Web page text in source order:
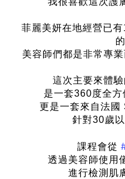
菲麗美妍在地經營已
美容師們都是非常專
這次主要來體
是一套360度全
更是一套來自法國
針對30歲
課程會從
透過美容師使用
進行檢測肌